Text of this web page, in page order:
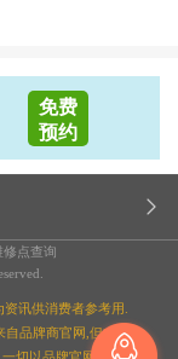
免费
预约
点查询
讯供消费者参考用.
自品牌商官网,但本站